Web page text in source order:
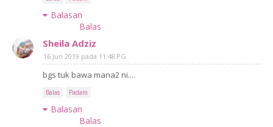
Balasan
Balas
Sheila Adziz
16 Jun 2019 pada 11:48 PG
bgs tuk bawa mana2 ni....
Balas Padam
Balasan
Balas